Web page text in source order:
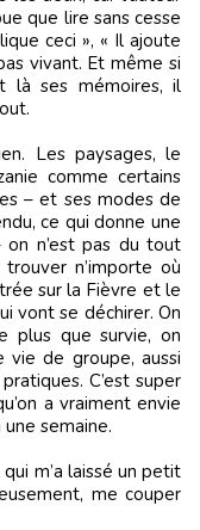
que lire sans cesse
ceci », « Il ajoute
vivant. Et même si
là ses mémoires, il
Les paysages, le
comme certains
– et ses modes de
ce qui donne une
n’est pas du tout
n’importe où
sur la Fièvre et le
vont se déchirer. On
plus que survie, on
vie de groupe, aussi
C’est super
a vraiment envie
une semaine.
m’a laissé un petit
me couper